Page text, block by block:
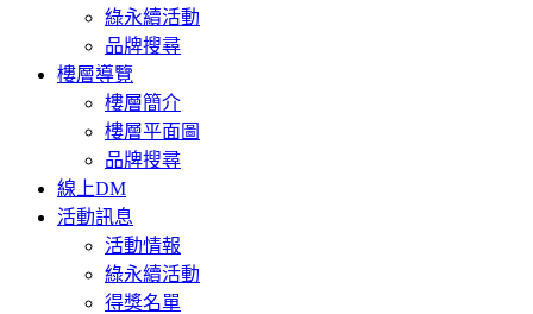
綠永續活動
品牌搜尋
樓層導覽
樓層簡介
樓層平面圖
品牌搜尋
線上DM
活動訊息
活動情報
綠永續活動
得獎名單